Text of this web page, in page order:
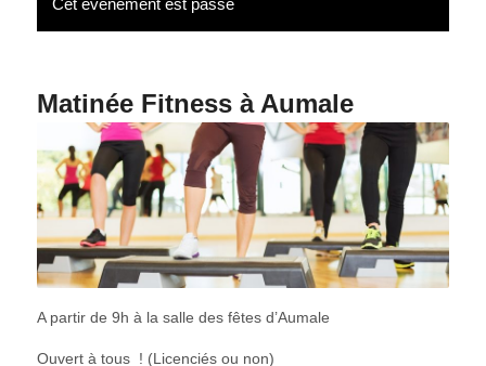
Cet évènement est passé
Matinée Fitness à Aumale
A partir de 9h à la salle des fêtes d’Aumale
Ouvert à tous ! (Licenciés ou non)